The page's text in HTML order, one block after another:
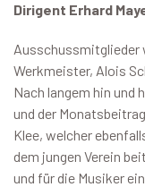
Dirigent Erhard
Ausschussmitglieder
Werkmeister, Alois
Nach langem hin und
und der
Klee, welcher
dem jungen Verein
und für die Musiker